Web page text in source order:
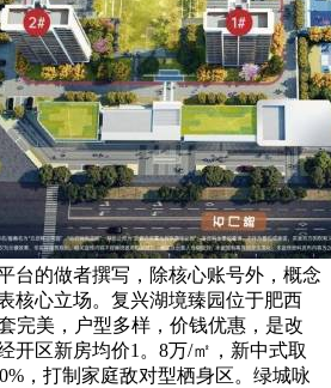
台的做者撰写，除核心账号外，概念
核心立场。复兴湖境臻园位于肥西
完美，户型多样，价钱优惠，是改
开区新房均价1。8万/㎡，新中式取
，打制家庭敌对型栖身区。绿城咏